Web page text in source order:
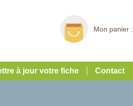
Mon panier :
à jour votre fiche Contact